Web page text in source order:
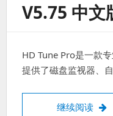
V5.75 中文
HD Tune Pro是一款
提供了磁盘监视器、
继续阅读